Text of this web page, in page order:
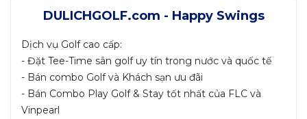
DULICHGOLF.com - Happy Swings
Dịch vụ Golf cao cấp:
- Đặt Tee-Time sân golf uy tín trong nước và quốc tế
- Bán combo Golf và Khách sạn ưu đãi
- Bán Combo Play Golf & Stay tốt nhất của FLC và
Vinpearl